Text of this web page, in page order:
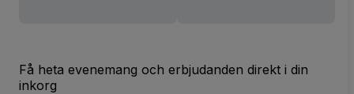
Få heta evenemang och erbjudanden direkt i din
inkorg